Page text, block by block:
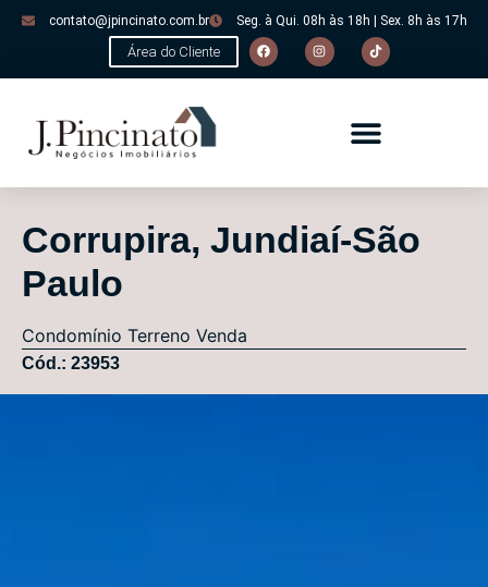
contato@jpincinato.com.br Seg. à Qui. 08h às 18h | Sex. 8h às 17h
Área do Cliente
Corrupira, Jundiaí-São
Paulo
Condomínio Terreno Venda
Cód.: 23953